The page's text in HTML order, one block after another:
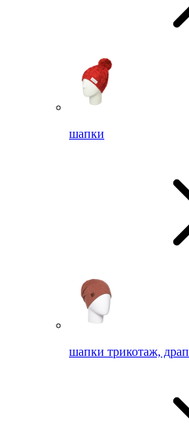
шапки
шапки трикотаж, драп